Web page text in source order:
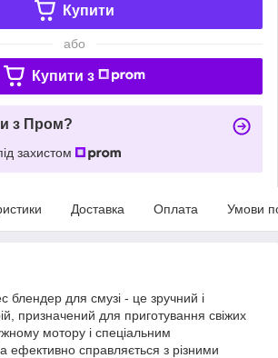
Купити
або
Купити з
з Пром?
захистом
Доставка Оплата Умови
блендер для смузі - це зручний і
призначений для приготування свіжих
мотору і спеціальним
ефективно справляється з різними